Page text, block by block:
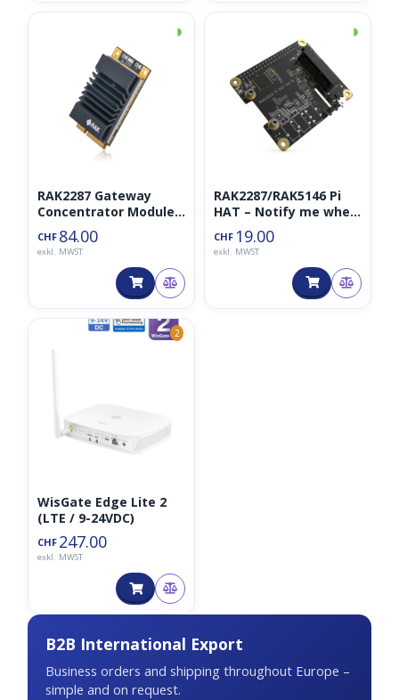
B2B International Export
Business orders and shipping throughout Europe –
simple and on request.
◑
RAK2287 Gateway
Concentrator Module
for LoRaWAN, SX1302
LoRa core (SPI, no GPS)
CHF 84.00
exkl. MWST
◑
RAK2287/RAK5146 Pi
HAT – Notify me when
product is available.
CHF 19.00
exkl. MWST
2
WisGate Edge Lite 2
(LTE / 9-24VDC)
CHF 247.00
exkl. MWST